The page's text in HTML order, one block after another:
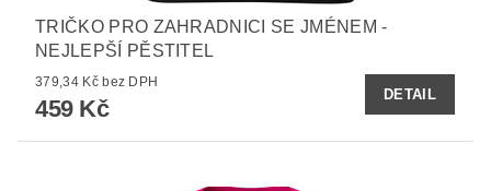
TRIČKO PRO ZAHRADNICI SE JMÉNEM -
NEJLEPŠÍ PĚSTITEL
379,34 Kč bez DPH
459 Kč
DETAIL